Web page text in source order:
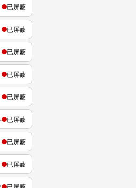
已屏蔽
已屏蔽
已屏蔽
已屏蔽
已屏蔽
已屏蔽
已屏蔽
已屏蔽